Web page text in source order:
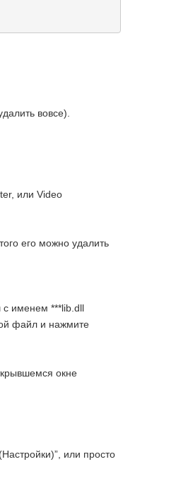
вовсе).
или Video
его можно удалить
с именем ***lib.dll
файл и нажмите
окне
или просто